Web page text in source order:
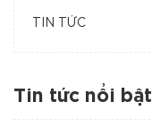
TIN TỨC
Tin tức nổi bật